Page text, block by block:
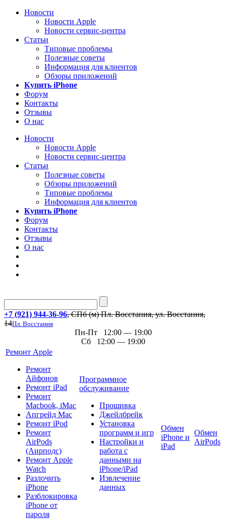
Новости
Новости Apple
Новости сервис-центра
Статьи
Типовые проблемы
Полезные советы
Информация для клиентов
Обзоры приложений
Купить iPhone
Форум
Контакты
Отзывы
О нас
Новости
Новости Apple
Новости сервис-центра
Статьи
Полезные советы
Обзоры приложений
Типовые проблемы
Информация для клиентов
Купить iPhone
Форум
Контакты
Отзывы
О нас
+7 (921) 944-36-96, СПб (м) Пл. Восстания, ул. Восстания,
14Пл. Восстания
Пн-Пт 12:00 — 19:00
Сб 12:00 — 19:00
Ремонт Apple
Ремонт
Айфонов
Ремонт iPad
Ремонт
Macbook, iMac
Апгрейд Mac
Ремонт iPod
Ремонт
AirPods
(Аирподс)
Ремонт Apple
Watch
Разлочить
iPhone
Разблокировка
iPhone от
пароля
Программное
обслуживание
Прошивка
Джейлбрейк
Установка
программ и игр
Настройки и
работа с
данными на
iPhone/iPad
Извлечение
данных
Обмен
iPhone и
iPad
Обмен
AirPods